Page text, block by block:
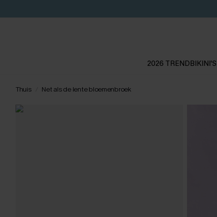
2026 TRENDBIKINI'S
Thuis Net als de lente bloemenbroek